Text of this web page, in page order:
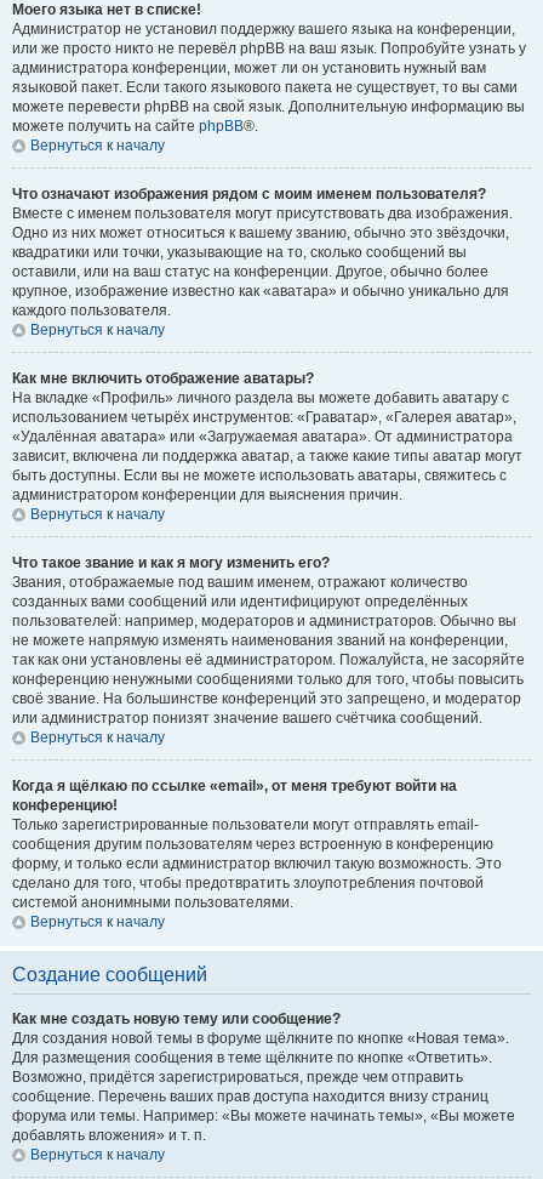
Моего языка нет в списке!
Администратор не установил поддержку вашего языка на конференции,
или же просто никто не перевёл phpBB на ваш язык. Попробуйте узнать у
администратора конференции, может ли он установить нужный вам
языковой пакет. Если такого языкового пакета не существует, то вы сами
можете перевести phpBB на свой язык. Дополнительную информацию вы
можете получить на сайте phpBB®.
Вернуться к началу
Что означают изображения рядом с моим именем пользователя?
Вместе с именем пользователя могут присутствовать два изображения.
Одно из них может относиться к вашему званию, обычно это звёздочки,
квадратики или точки, указывающие на то, сколько сообщений вы
оставили, или на ваш статус на конференции. Другое, обычно более
крупное, изображение известно как «аватара» и обычно уникально для
каждого пользователя.
Вернуться к началу
Как мне включить отображение аватары?
На вкладке «Профиль» личного раздела вы можете добавить аватару с
использованием четырёх инструментов: «Граватар», «Галерея аватар»,
«Удалённая аватара» или «Загружаемая аватара». От администратора
зависит, включена ли поддержка аватар, а также какие типы аватар могут
быть доступны. Если вы не можете использовать аватары, свяжитесь с
администратором конференции для выяснения причин.
Вернуться к началу
Что такое звание и как я могу изменить его?
Звания, отображаемые под вашим именем, отражают количество
созданных вами сообщений или идентифицируют определённых
пользователей: например, модераторов и администраторов. Обычно вы
не можете напрямую изменять наименования званий на конференции,
так как они установлены её администратором. Пожалуйста, не засоряйте
конференцию ненужными сообщениями только для того, чтобы повысить
своё звание. На большинстве конференций это запрещено, и модератор
или администратор понизят значение вашего счётчика сообщений.
Вернуться к началу
Когда я щёлкаю по ссылке «email», от меня требуют войти на
конференцию!
Только зарегистрированные пользователи могут отправлять email-
сообщения другим пользователям через встроенную в конференцию
форму, и только если администратор включил такую возможность. Это
сделано для того, чтобы предотвратить злоупотребления почтовой
системой анонимными пользователями.
Вернуться к началу
Создание сообщений
Как мне создать новую тему или сообщение?
Для создания новой темы в форуме щёлкните по кнопке «Новая тема».
Для размещения сообщения в теме щёлкните по кнопке «Ответить».
Возможно, придётся зарегистрироваться, прежде чем отправить
сообщение. Перечень ваших прав доступа находится внизу страниц
форума или темы. Например: «Вы можете начинать темы», «Вы можете
добавлять вложения» и т. п.
Вернуться к началу